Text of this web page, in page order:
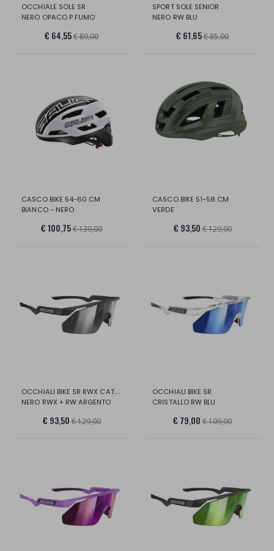
OCCHIALE SOLE SR
NERO OPACO P FUMO
€ 64,55€ 89,00
SPORT SOLE SENIOR
NERO RW BLU
€ 61,65€ 85,00
CASCO BIKE 54-60 CM
BIANCO - NERO
€ 100,75€ 139,00
CASCO BIKE 51-58 CM
VERDE
€ 93,50 € 129,00
OCCHIALI BIKE SR RWX CAT 1-3
NERO RWX + RW ARGENTO
€ 93,50 € 129,00
OCCHIALI BIKE SR
CRISTALLO RW BLU
€ 79,00 € 109,00